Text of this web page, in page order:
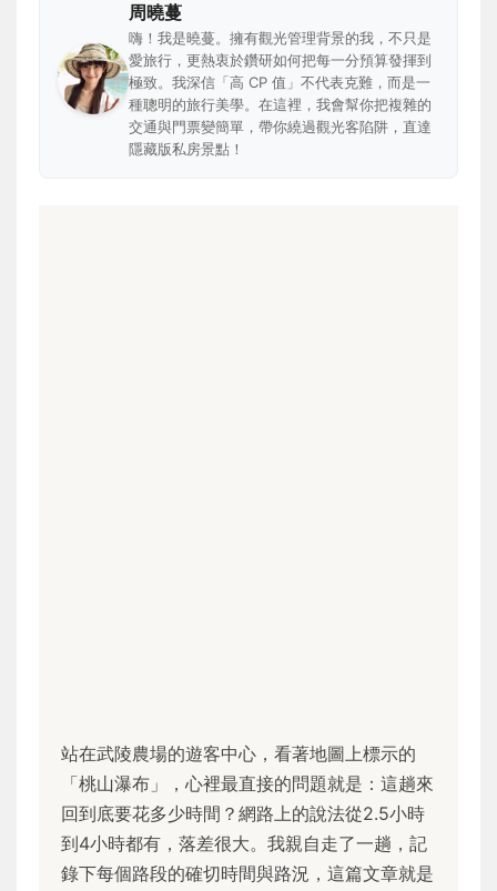
周曉蔓
嗨！我是曉蔓。擁有觀光管理背景的我，不只是
愛旅行，更熱衷於鑽研如何把每一分預算發揮到
極致。我深信「高 CP 值」不代表克難，而是一
種聰明的旅行美學。在這裡，我會幫你把複雜的
交通與門票變簡單，帶你繞過觀光客陷阱，直達
隱藏版私房景點！
站在武陵農場的遊客中心，看著地圖上標示的
「桃山瀑布」，心裡最直接的問題就是：這趟來
回到底要花多少時間？網路上的說法從2.5小時
到4小時都有，落差很大。我親自走了一趟，記
錄下每個路段的確切時間與路況，這篇文章就是